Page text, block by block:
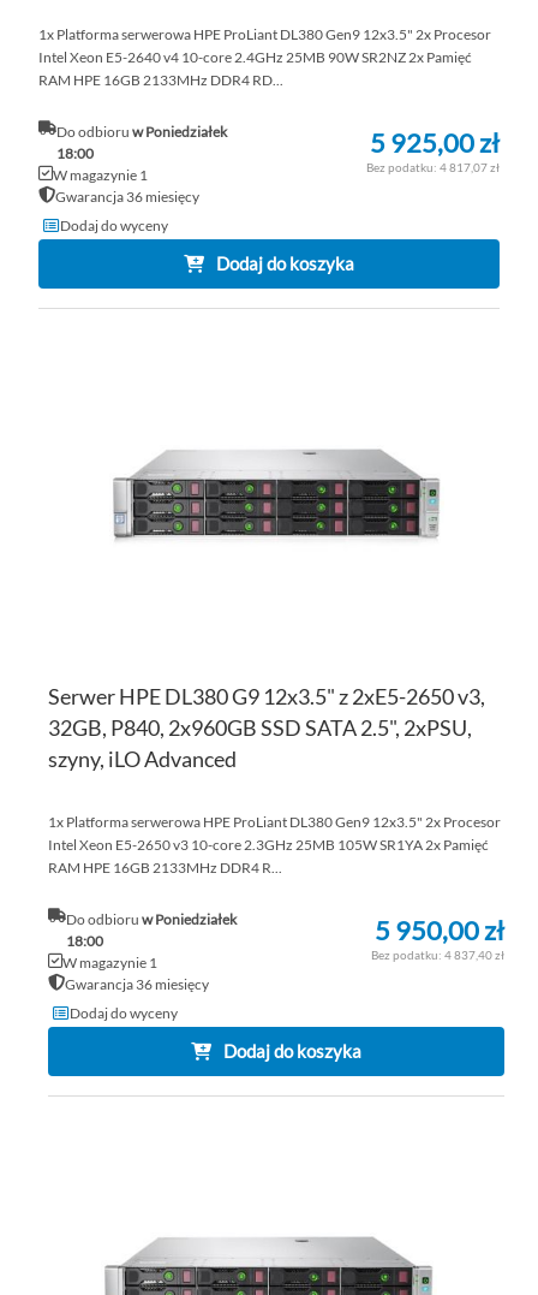
1x Platforma serwerowa HPE ProLiant DL380 Gen9 12x3.5" 2x Procesor
Intel Xeon E5-2640 v4 10-core 2.4GHz 25MB 90W SR2NZ 2x Pamięć
RAM HPE 16GB 2133MHz DDR4 RD...
Do odbioru w Poniedziałek
18:00
W magazynie 1
Gwarancja 36 miesięcy
5 925,00 zł
4 817,07 zł
Dodaj do wyceny
Dodaj do koszyka
Serwer HPE DL380 G9 12x3.5" z 2xE5-2650 v3,
32GB, P840, 2x960GB SSD SATA 2.5", 2xPSU,
szyny, iLO Advanced
1x Platforma serwerowa HPE ProLiant DL380 Gen9 12x3.5" 2x Procesor
Intel Xeon E5-2650 v3 10-core 2.3GHz 25MB 105W SR1YA 2x Pamięć
RAM HPE 16GB 2133MHz DDR4 R...
Do odbioruw Poniedziałek
18:00
W magazynie 1
Gwarancja 36 miesięcy
5 950,00 zł
4 837,40 zł
Dodaj do wyceny
Dodaj do koszyka